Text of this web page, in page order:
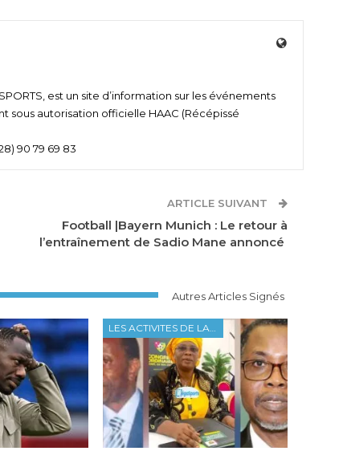
est un site d’information sur les événements
sous autorisation officielle HAAC (Récépissé
90 79 69 83
ARTICLE SUIVANT
Football |Bayern Munich : Le retour à
l’entraînement de Sadio Mane annoncé
Autres Articles Signés